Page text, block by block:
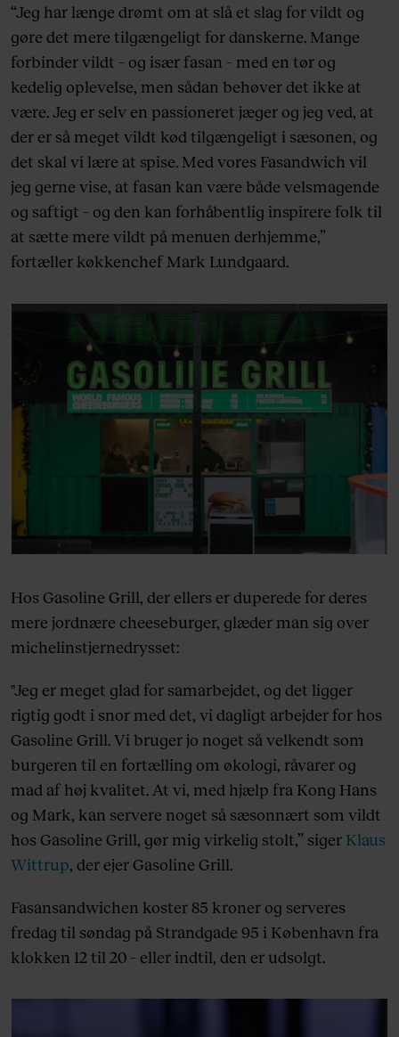
“Jeg har længe drømt om at slå et slag for vildt og
gøre det mere tilgængeligt for danskerne. Mange
forbinder vildt – og især fasan – med en tør og
kedelig oplevelse, men sådan behøver det ikke at
være. Jeg er selv en passioneret jæger og jeg ved, at
der er så meget vildt kød tilgængeligt i sæsonen, og
det skal vi lære at spise. Med vores Fasandwich vil
jeg gerne vise, at fasan kan være både velsmagende
og saftigt – og den kan forhåbentlig inspirere folk til
at sætte mere vildt på menuen derhjemme,”
fortæller køkkenchef Mark Lundgaard.
Hos Gasoline Grill, der ellers er duperede for deres
mere jordnære cheeseburger, glæder man sig over
michelinstjernedrysset:
"Jeg er meget glad for samarbejdet, og det ligger
rigtig godt i snor med det, vi dagligt arbejder for hos
Gasoline Grill. Vi bruger jo noget så velkendt som
burgeren til en fortælling om økologi, råvarer og
mad af høj kvalitet. At vi, med hjælp fra Kong Hans
og Mark, kan servere noget så sæsonnært som vildt
hos Gasoline Grill, gør mig virkelig stolt,” siger Klaus
Wittrup, der ejer Gasoline Grill.
Fasansandwichen koster 85 kroner og serveres
fredag til søndag på Strandgade 95 i København fra
klokken 12 til 20 – eller indtil, den er udsolgt.